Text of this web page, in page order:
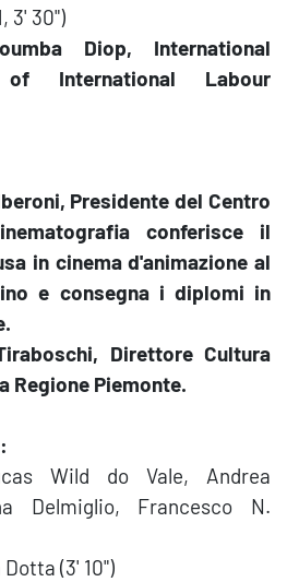
3' 30")
Diop, International
International Labour
Presidente del Centro
conferisce il
in cinema d'animazione al
e consegna i diplomi in
Direttore Cultura
Regione Piemonte.
Wild do Vale, Andrea
Delmiglio, Francesco N.
(3' 10")